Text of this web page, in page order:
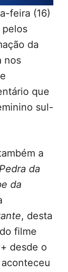
feira (16)
da
nos
que
sul-
a
da
da
, desta
filme
desde o